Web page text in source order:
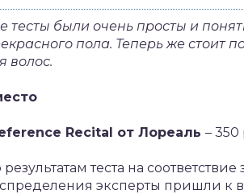
тесты были очень просты и
пола. Теперь же стоит
волос.
Recital от Лореаль – 350
результатам теста на
эксперты пришли к